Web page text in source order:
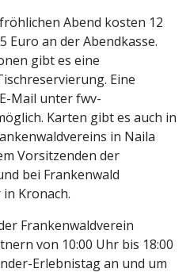
Abend kosten 12
Euro an der Abendkasse.
gibt es eine
Eine
Mail unter fwv-
Karten gibt es auch in
in Naila
Vorsitzenden der
bei Frankenwald
Kronach.
Frankenwaldverein
von 10:00 Uhr bis 18:00
Erlebnistag an und um